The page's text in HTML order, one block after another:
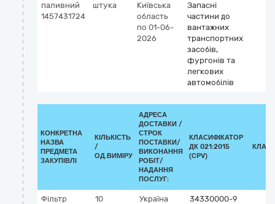
паливний
1457431724
штука
Київська
область
по 01-06-
2026
Запасні
частини до
вантажних
транспортних
засобів,
фургонів та
легкових
автомобілів
КОНКРЕТНА
НАЗВА
ПРЕДМЕТА
ЗАКУПІВЛІ
КІЛЬКІСТЬ
/
ОД.ВИМІРУ
АДРЕСА
ДОСТАВКИ /
СТРОК
ПОСТАВКИ/
ВИКОНАННЯ
РОБІТ/
НАДАННЯ
ПОСЛУГ:
КЛАСИФІКАТОР
ДК 021:2015
(CPV)
Фільтр
10
Україна
34330000-9